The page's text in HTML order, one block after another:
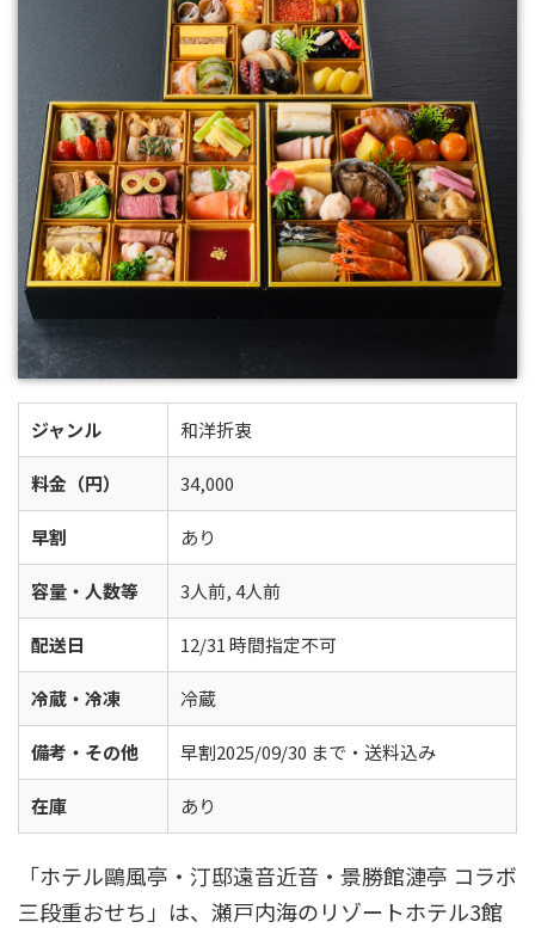
ジャンル 和洋折衷
料金（円） 34,000
早割 あり
容量・人数等 3人前, 4人前
配送日 12/31 時間指定不可
冷蔵・冷凍 冷蔵
備考・その他 早割2025/09/30 まで・送料込み
在庫 あり
「ホテル鷗風亭・汀邸遠音近音・景勝館漣亭 コラボ
三段重おせち」は、瀬戸内海のリゾートホテル3館